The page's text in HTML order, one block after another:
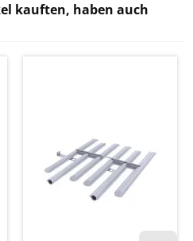
kauften, haben auch